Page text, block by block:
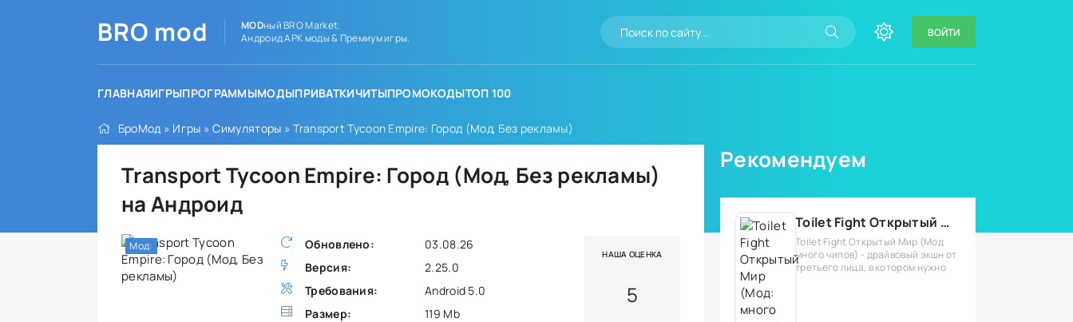
BRO mod MODный BRO Market.
Андроид APK моды & Премиум игры.
ВОЙТИ
ГЛАВНАЯИГРЫПРОГРАММЫМОДЫПРИВАТКИЧИТЫПРОМОКОДЫТОП 100
БроМод » Игры »Симуляторы » Transport Tycoon Empire: Город (Мод, Без рекламы)
Transport Tycoon Empire: Город (Мод, Без рекламы)
на Андроид
Обновлено:
03.08.26
Версия:
2.25.0
Требования:
Android 5.0
Размер:
119 Mb
НАША ОЦЕНКА
5
Мод:
Рекомендуем
Toilet Fight Открытый Мир (Мод: много чипов, денег, все открыто, бессмертие, урон, 50+ читов)
Toilet Fight Открытый Мир (Мод
много чипов) - драйвовый экшн от
третьего лица, в котором нужно